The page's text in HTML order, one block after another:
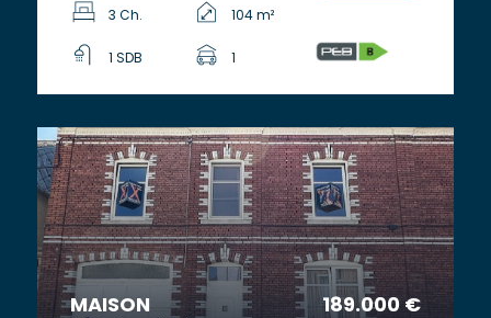
3 Ch. 104 m²
1 SDB
MAISON 189.000 €